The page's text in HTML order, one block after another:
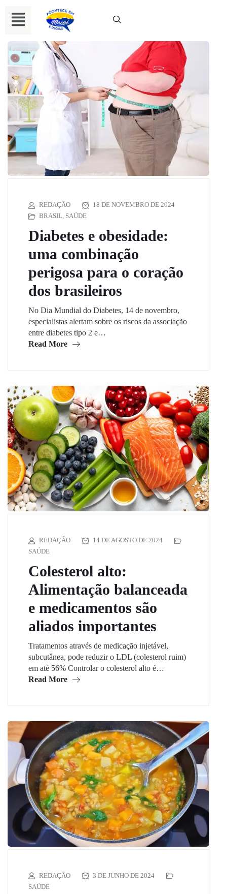
REDAÇÃO
18 DE NOVEMBRO DE 2024
BRASIL, SAÚDE
Diabetes e obesidade:
uma combinação
perigosa para o coração
dos brasileiros
No Dia Mundial do Diabetes, 14 de novembro,
especialistas alertam sobre os riscos da associação
entre diabetes tipo 2 e…
Read More
REDAÇÃO
14 DE AGOSTO DE 2024
SAÚDE
Colesterol alto:
Alimentação balanceada
e medicamentos são
aliados importantes
Tratamentos através de medicação injetável,
subcutânea, pode reduzir o LDL (colesterol ruim)
em até 56% Controlar o colesterol alto é…
Read More
REDAÇÃO
3 DE JUNHO DE 2024
SAÚDE